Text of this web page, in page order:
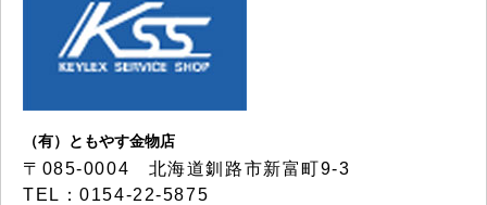
（有）ともやす金物店
〒085-0004 北海道釧路市新富町9-3
TEL：0154-22-5875